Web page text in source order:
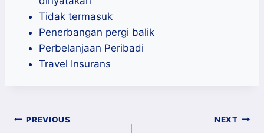
Tidak termasuk
Penerbangan pergi balik
Perbelanjaan Peribadi
Travel Insurans
Post
PREVIOUS NEXT